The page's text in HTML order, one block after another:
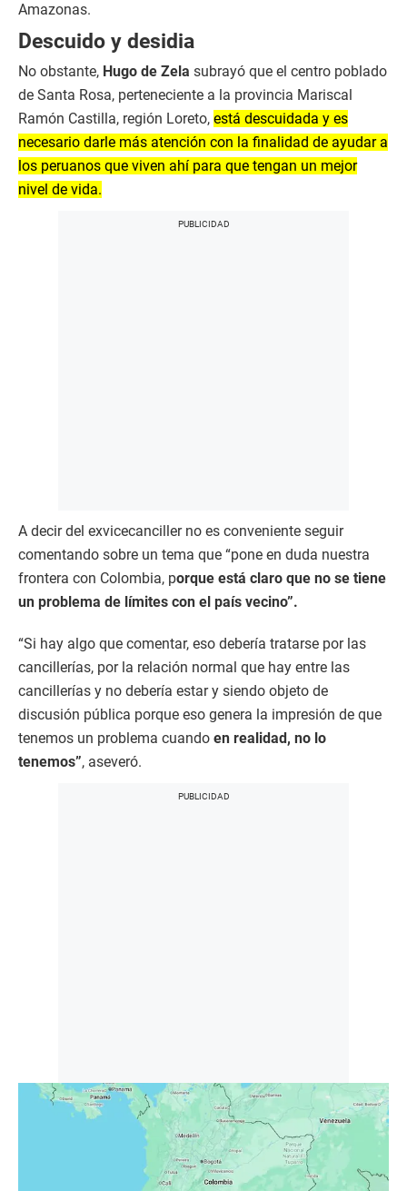
Amazonas.
Descuido y desidia
No obstante, Hugo de Zela subrayó que el centro poblado
de Santa Rosa, perteneciente a la provincia Mariscal
Ramón Castilla, región Loreto, está descuidada y es
necesario darle más atención con la finalidad de ayudar a
los peruanos que viven ahí para que tengan un mejor
nivel de vida.
A decir del exvicecanciller no es conveniente seguir
comentando sobre un tema que “pone en duda nuestra
frontera con Colombia, porque está claro que no se tiene
un problema de límites con el país vecino”.
“Si hay algo que comentar, eso debería tratarse por las
cancillerías, por la relación normal que hay entre las
cancillerías y no debería estar y siendo objeto de
discusión pública porque eso genera la impresión de que
tenemos un problema cuando en realidad, no lo
tenemos”, aseveró.